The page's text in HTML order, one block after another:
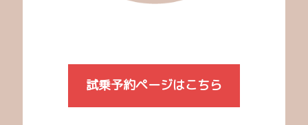
試乗予約ページはこちら